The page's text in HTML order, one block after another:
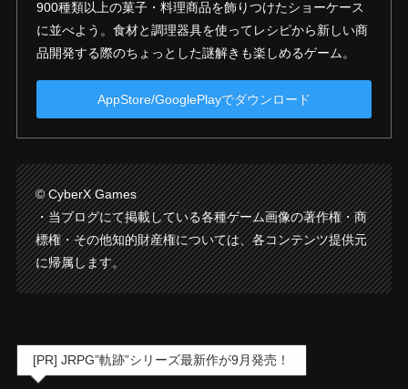
900種類以上の菓子・料理商品を飾りつけたショーケース
に並べよう。食材と調理器具を使ってレシピから新しい商
品開発する際のちょっとした謎解きも楽しめるゲーム。
AppStore/GooglePlayでダウンロード
© CyberX Games
・当ブログにて掲載している各種ゲーム画像の著作権・商
標権・その他知的財産権については、各コンテンツ提供元
に帰属します。
[PR] JRPG”軌跡”シリーズ最新作が9月発売！